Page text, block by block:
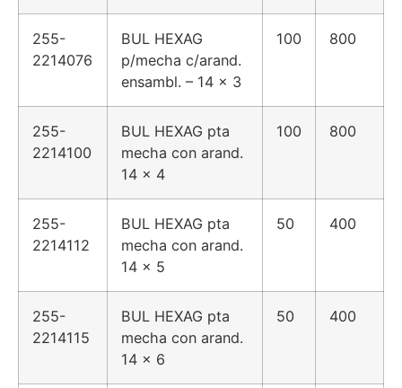
255-
2214076
BUL HEXAG
p/mecha c/arand.
ensambl. – 14 x 3
100 800
255-
2214100
BUL HEXAG pta
mecha con arand.
14 x 4
100 800
255-
2214112
BUL HEXAG pta
mecha con arand.
14 x 5
50 400
255-
2214115
BUL HEXAG pta
mecha con arand.
14 x 6
50 400